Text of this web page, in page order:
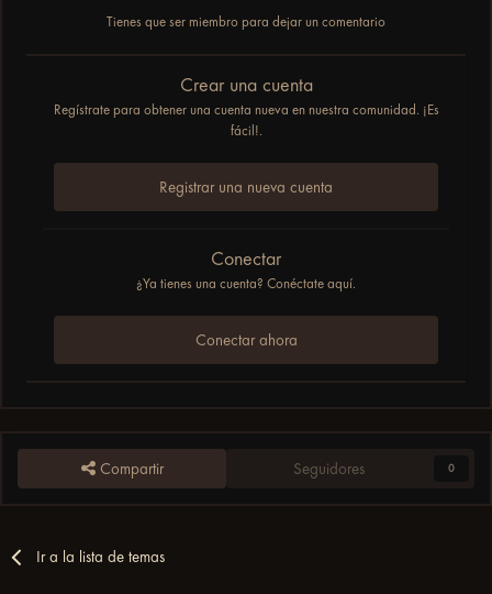
Tienes que ser miembro para dejar un comentario
Crear una cuenta
Regístrate para obtener una cuenta nueva en nuestra comunidad. ¡Es
fácil!.
Registrar una nueva cuenta
Conectar
¿Ya tienes una cuenta? Conéctate aquí.
Conectar ahora
Compartir Seguidores 0
Ir a la lista de temas